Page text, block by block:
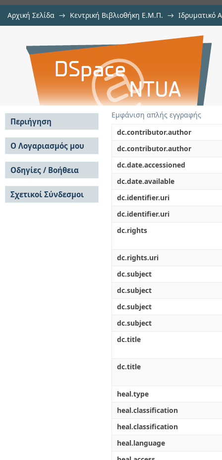
Αρχική Σελίδα → Κεντρική Βιβλιοθήκη Ε.Μ.Π. → Ιδρυματικό
Μοντελοποίηση και
εκμετάλλευση θερμότητας
Εμφάνιση απλής εγγραφής
dc.contributor.author
dc.contributor.author
dc.date.accessioned
dc.date.available
dc.identifier.uri
dc.identifier.uri
dc.rights
dc.rights.uri
dc.subject
dc.subject
dc.subject
dc.subject
dc.title
dc.title
heal.type
heal.classification
heal.classification
heal.language
Περιήγηση
Σε όλο το DSpace
Κοινότητες & Συλλογές
Ανά Ημερομηνία
Έκδοσης
Συγγραφείς
Τίτλοι
Θέματα
Ο Λογαριασμός μου
Σύνδεση
Εγγραφή
Οδηγίες / Βοήθεια
Οδηγίες Υποβολής
Οδηγίες Χρήσης ΙΑ
Συχνές Ερωτήσεις
Σχετικοί Σύνδεσμοι